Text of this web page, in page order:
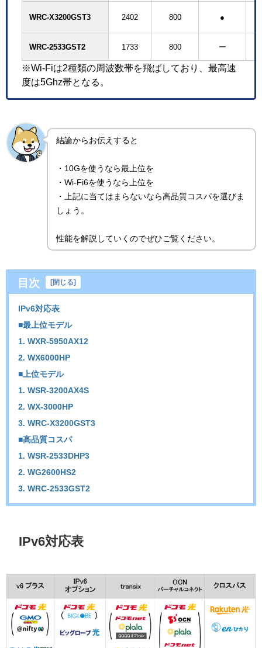
WRC-X3200GST3 2402 800 ●
WRC-2533GST2 1733 800 ー
※Wi-Fiは2種類の周波数帯を飛ばしており、最高速
度は5Ghz帯となる。
結論からお伝えすると
・10Gを使うなら最上位を
・Wi-Fi6を使うなら上位を
・上記に当てはまらないなら高品質コスパを選びま
しょう。
性能を解説していくのでぜひご覧ください。
目次 閉じる
IPv6対応表
■最上位モデル
1. WXR-5950AX12
2. WX6000HP
■上位モデル
1. WSR-3200AX4S
2. WX-3000HP
3. WRC-X3200GST3
■高品質コスパ
1. WSR-2533DHP3
2. WG2600HS2
3. WRC-2533GST2
IPv6対応表